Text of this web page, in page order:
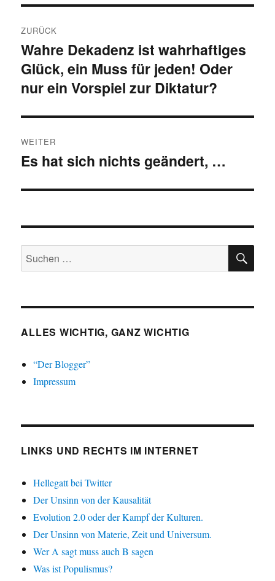
ZURÜCK
Vorheriger
Beitrag:
Wahre Dekadenz ist wahrhaftiges
Glück, ein Muss für jeden! Oder
nur ein Vorspiel zur Diktatur?
WEITER
Nächster
Es hat sich nichts geändert, …
Suchen
nach:
ALLES WICHTIG, GANZ WICHTIG
“Der Blogger”
Impressum
LINKS UND RECHTS IM INTERNET
Hellegatt bei Twitter
Der Unsinn von der Kausalität
Evolution 2.0 oder der Kampf der Kulturen.
Der Unsinn von Materie, Zeit und Universum.
Wer A sagt muss auch B sagen
Was ist Populismus?